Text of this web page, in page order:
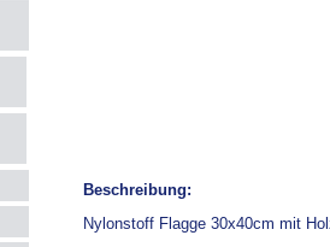
Beschreibung:
Nylonstoff Flagge 30x40cm mit